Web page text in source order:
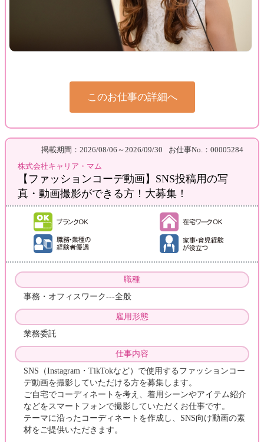
このお仕事の詳細へ
掲載期間：2026/08/06～2026/09/30
お仕事No.：00005284
株式会社キャリア・マム
【ファッションコーデ動画】SNS投稿用の写
真・動画撮影ができる方！大募集！
職種
事務・オフィスワーク---全般
雇用形態
業務委託
仕事内容
SNS（Instagram・TikTokなど）で使用するファッションコー
デ動画を撮影していただける方を募集します。
ご自宅でコーディネートを考え、着用シーンやアイテム紹介
などをスマートフォンで撮影していただくお仕事です。
テーマに沿ったコーディネートを作成し、SNS向け動画の素
材をご提供いただきます。